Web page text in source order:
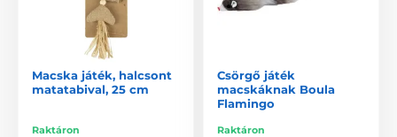
Macska játék, halcsont
matatabival, 25 cm
Raktáron
Csörgő játék
macskáknak Boula
Flamingo
Raktáron